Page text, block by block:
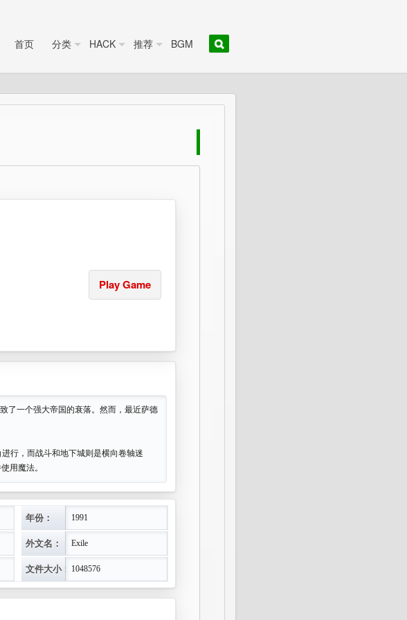
首页 分类 HACK 推荐 BGM
Play Game
了一个强大帝国的衰落。然而，最近萨德
行，而战斗和地下城则是横向卷轴迷
用魔法。
年份： 1991
外文名： Exile
文件大小： 1048576